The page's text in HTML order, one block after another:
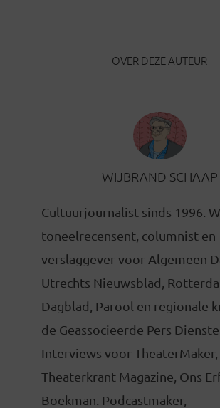
OVER DEZE AUTEUR
WIJBRAND SCHAAP
Cultuurjournalist sinds 1996.
toneelrecensent, columnist en
verslaggever voor Algemeen
Utrechts Nieuwsblad,
Dagblad, Parool en regionale
de Geassocieerde Pers
Interviews voor TheaterMaker,
Theaterkrant Magazine, Ons
Boekman. Podcastmaker,